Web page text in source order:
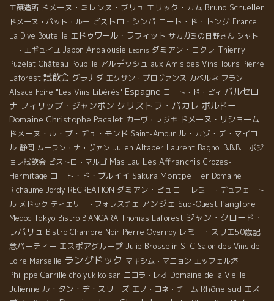
エ醸造所 ドメーヌ・ミレンヌ・ブリュ エリック・カム Bruno Schueller
ドメーヌ・パット・ルー ビストロ・シンバ コート・ド・トング France
La Dive Bouteille エドゥワール・ラフィット サカガミの日野さん シャト
ー・エギュイユ Japon Andalousie Leonis ダミアン・コクレ Thierry
Puzelat Château Poupille アルデッシュ aux Amis des Vins Tours Pierre
Laforest 試飲会 グラナダ エクサン・プロヴァンス カベルネ フラン
Alsace Foire "Les Vins Libérés" Espagne コート・ド・ピィ バルセロ
ナ フィリップ・ジャンボン クリストフ・パカレ ボルドー
Domaine Christophe Pacalet カーヴ・フジキ ドメーヌ・リショーム
ドメーヌ・ル・ブ・デュ・モンド Saint-Amour ル・カゾ・デ・マイヨ
ル 静岡 ムーラン・ナ・ヴァン Julien Altaber Laurent Bagnol B.B.B. ボジ
ョレ試飲会 ビストロ・マルゴ Mas Lau Les Affranchis Crozes-
Hermitage コート・ド・ブルイイ Sakura Montpellier Domaine
Richaume Jordy RECREATION ダミアン・ビュロー レミー・デュフェート
ル メドック ティエリー・フォレスチエ アンジェ Sud-Ouest l'anglore
Medoc Tokyo Bistro BIANCARA Thomas Laforest ジャン・クロード・
ラパリュ Bistro Chambre Noir Pierre Overnoy レミー・スリエ50歳記
念パーティー エスポアグループ Julie Brosselin STC Salon des Vins de
Loire Marseille ラングドック マキシム・マニョン エッフェル塔
Philippe Carrille cho yukiko san ニコラ・レオ Domaine de la Vieille
Julienne ル・タン・デ・スリーズ エノ・コネ・チーム Rhône sud エス